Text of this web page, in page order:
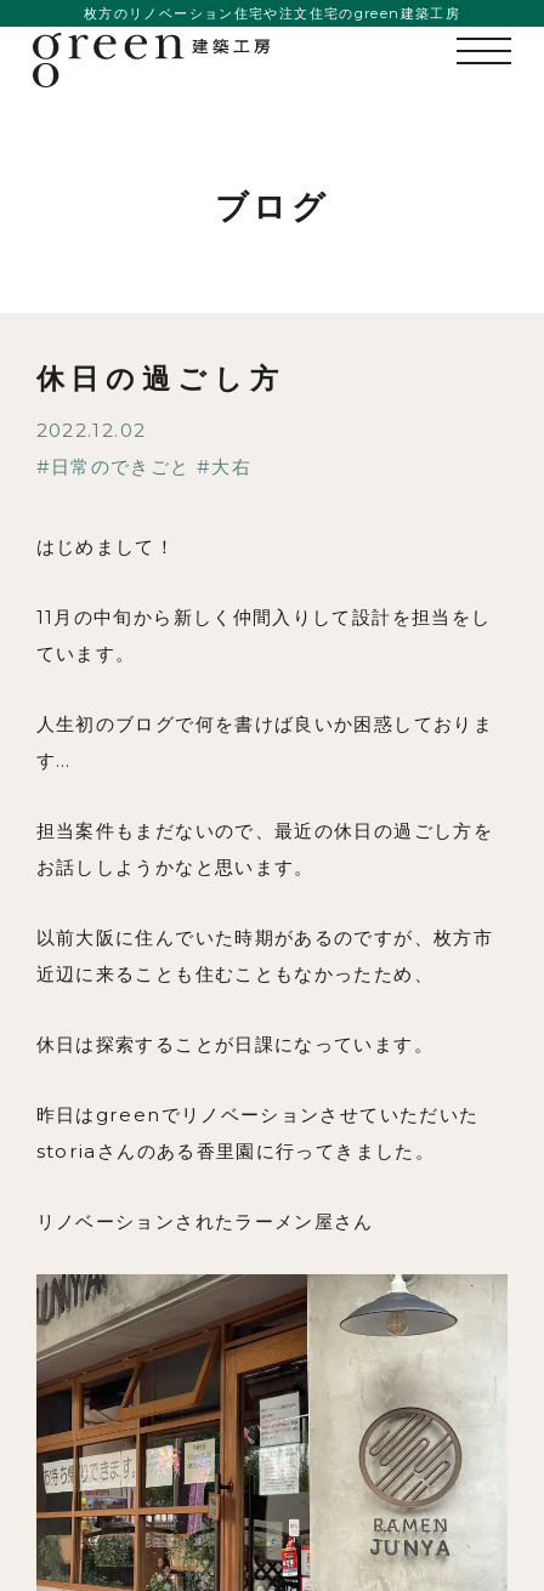
事例紹介
お問い合わせ
よくあるご質問
枚方のリノベーション住宅や注文住宅のgreen建築工房
ブログ
休日の過ごし方
2022.12.02
日常のできごと
大右
はじめまして！
11月の中旬から新しく仲間入りして設計を担当をし
ています。
人生初のブログで何を書けば良いか困惑しておりま
す…
担当案件もまだないので、最近の休日の過ごし方を
お話ししようかなと思います。
以前大阪に住んでいた時期があるのですが、枚方市
近辺に来ることも住むこともなかったため、
休日は探索することが日課になっています。
昨日はgreenでリノベーションさせていただいた
storiaさんのある香里園に行ってきました。
リノベーションされたラーメン屋さん